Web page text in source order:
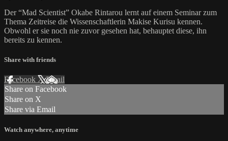
Der “Mad Scientist” Okabe Rintarou lernt auf einem Seminar zum
Thema Zeitreise die Wissenschaftlerin Makise Kurisu kennen.
Obwohl er sie noch nie zuvor gesehen hat, behauptet diese, ihn
bereits zu kennen.
Share with friends
Facebook XEmail
Share on Facebook
Share on X
Share via Email
Watch anywhere, anytime